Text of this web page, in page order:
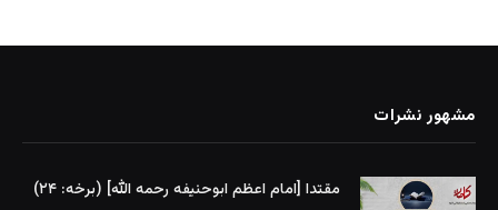
مشهور نشرات
مقتدا [امام اعظم ابوحنیفه رحمه الله‎] (برخه: ۲۴)